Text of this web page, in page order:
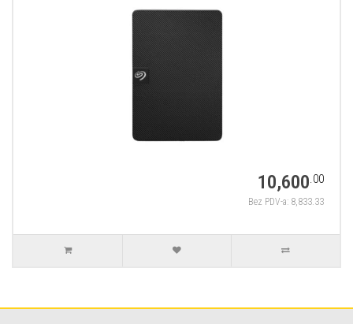
10,600.00
Bez PDV-a: 8,833.33